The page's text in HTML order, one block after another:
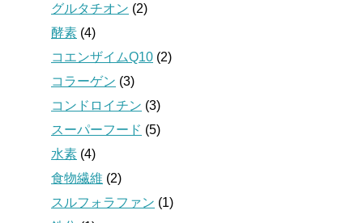
グルタチオン (2)
酵素 (4)
コエンザイムQ10 (2)
コラーゲン (3)
コンドロイチン (3)
スーパーフード (5)
水素 (4)
食物繊維 (2)
スルフォラファン (1)